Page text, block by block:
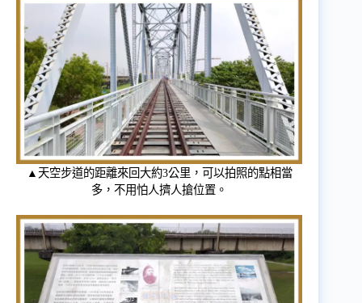
▲天空步道的距離來回大約3公里，可以拍照的點相當
多，不用怕人擠人搶位置。